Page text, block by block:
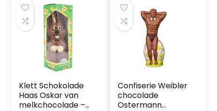
Klett Schokolade
Haas Oskar van
melkchocolade –
Confiserie Weibler
chocolade
Ostermann